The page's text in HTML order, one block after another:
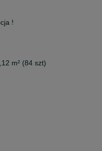
!
m² (84 szt)
przybrudzenia.